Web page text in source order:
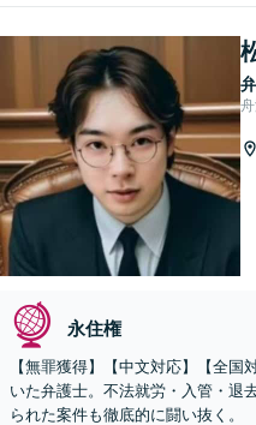
永住権
【無罪獲得】【中文対応】【全
いた弁護士。不法就労・入管・
られた案件も徹底的に闘い抜く。